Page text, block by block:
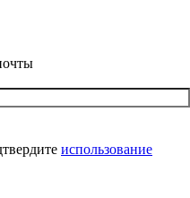
использование